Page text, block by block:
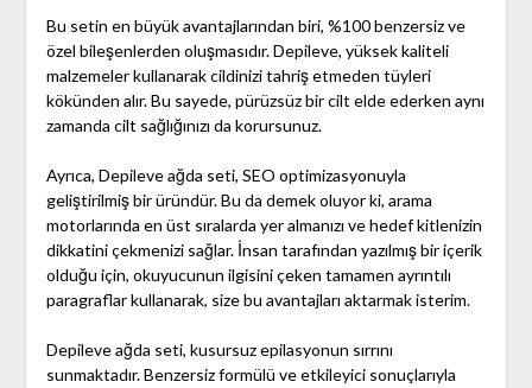
Bu setin en büyük avantajlarından biri, %100 benzersiz ve
özel bileşenlerden oluşmasıdır. Depileve, yüksek kaliteli
malzemeler kullanarak cildinizi tahriş etmeden tüyleri
kökünden alır. Bu sayede, pürüzsüz bir cilt elde ederken aynı
zamanda cilt sağlığınızı da korursunuz.
Ayrıca, Depileve ağda seti, SEO optimizasyonuyla
geliştirilmiş bir üründür. Bu da demek oluyor ki, arama
motorlarında en üst sıralarda yer almanızı ve hedef kitlenizin
dikkatini çekmenizi sağlar. İnsan tarafından yazılmış bir içerik
olduğu için, okuyucunun ilgisini çeken tamamen ayrıntılı
paragraflar kullanarak, size bu avantajları aktarmak isterim.
Depileve ağda seti, kusursuz epilasyonun sırrını
sunmaktadır. Benzersiz formülü ve etkileyici sonuçlarıyla